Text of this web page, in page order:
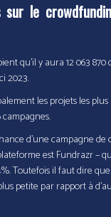
le
qu’il y aura 12 063
2023.
les projets les plus
campagnes.
d’une campagne
est Fundrazr –
Toutefois il faut dire que
petite par rapport à